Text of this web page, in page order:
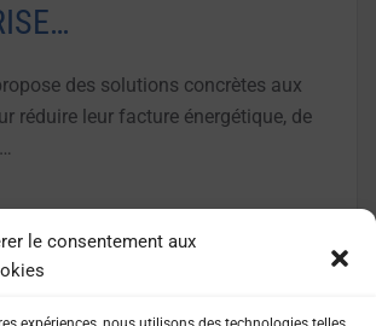
le consentement aux
des solutions concrètes aux
réduire leur facture énergétique, de